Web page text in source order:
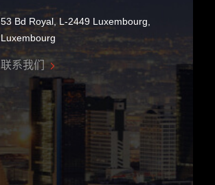
53 Bd Royal, L-2449 Luxembourg,
Luxembourg
联系我们